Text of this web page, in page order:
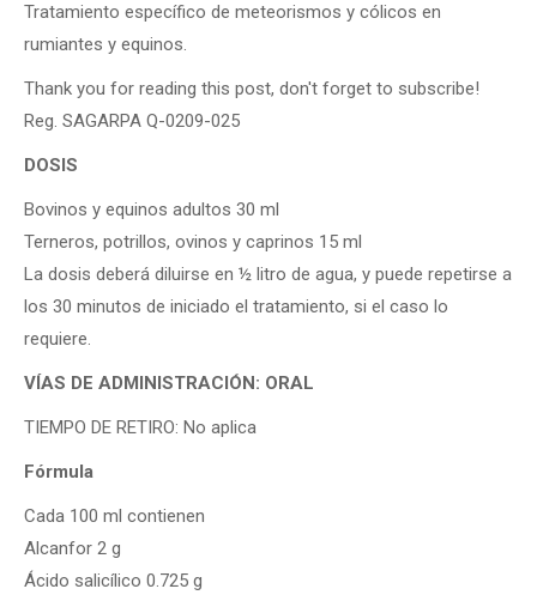
Tratamiento específico de meteorismos y cólicos en
rumiantes y equinos.
Thank you for reading this post, don't forget to subscribe!
Reg. SAGARPA Q-0209-025
DOSIS
Bovinos y equinos adultos 30 ml
Terneros, potrillos, ovinos y caprinos 15 ml
La dosis deberá diluirse en ½ litro de agua, y puede repetirse a
los 30 minutos de iniciado el tratamiento, si el caso lo
requiere.
VÍAS DE ADMINISTRACIÓN: ORAL
TIEMPO DE RETIRO: No aplica
Fórmula
Cada 100 ml contienen
Alcanfor 2 g
Ácido salicílico 0.725 g